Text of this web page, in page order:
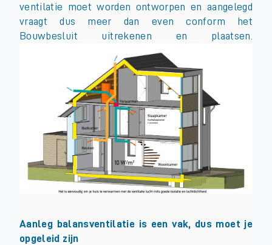
ventilatie moet worden ontworpen en aangelegd
vraagt dus meer dan even conform het
Bouwbesluit uitrekenen en plaatsen.
Aanleg balansventilatie is een vak, dus moet je
opgeleid zijn